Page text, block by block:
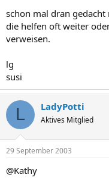
schon mal dran
die helfen oft weiter
verweisen.
lg
susi
L LadyPotti
Aktives Mitglied
29 September 2003
@Kathy